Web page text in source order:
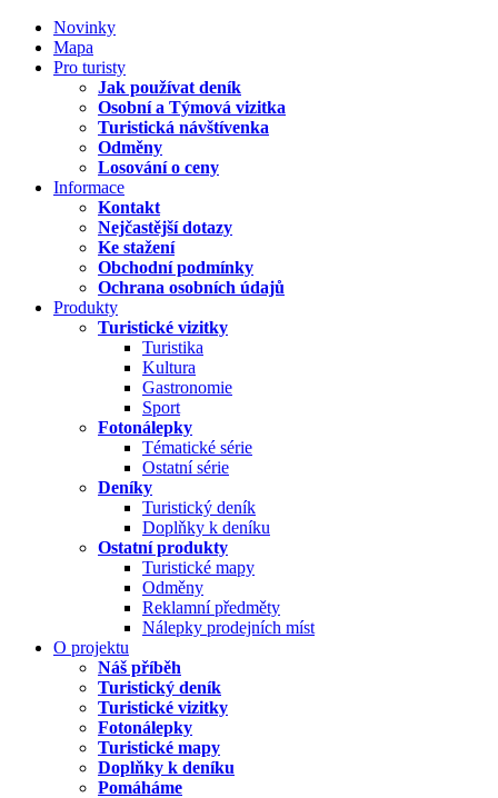
Novinky
Mapa
Pro turisty
Jak používat deník
Osobní a Týmová vizitka
Turistická návštívenka
Odměny
Losování o ceny
Informace
Kontakt
Nejčastější dotazy
Ke stažení
Obchodní podmínky
Ochrana osobních údajů
Produkty
Turistické vizitky
Turistika
Kultura
Gastronomie
Sport
Fotonálepky
Tématické série
Ostatní série
Deníky
Turistický deník
Doplňky k deníku
Ostatní produkty
Turistické mapy
Odměny
Reklamní předměty
Nálepky prodejních míst
O projektu
Náš příběh
Turistický deník
Turistické vizitky
Fotonálepky
Turistické mapy
Doplňky k deníku
Pomáháme